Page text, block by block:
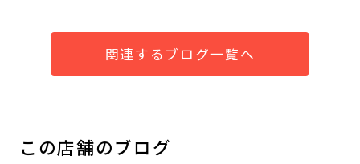
関連するブログ一覧へ
この店舗のブログ